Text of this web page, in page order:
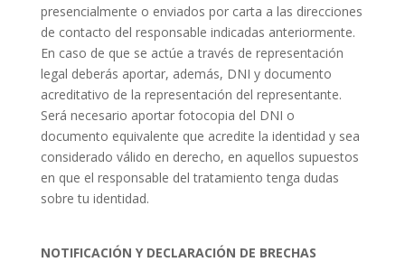
presencialmente o enviados por carta a las direcciones
de contacto del responsable indicadas anteriormente.
En caso de que se actúe a través de representación
legal deberás aportar, además, DNI y documento
acreditativo de la representación del representante.
Será necesario aportar fotocopia del DNI o
documento equivalente que acredite la identidad y sea
considerado válido en derecho, en aquellos supuestos
en que el responsable del tratamiento tenga dudas
sobre tu identidad.
NOTIFICACIÓN Y DECLARACIÓN DE BRECHAS